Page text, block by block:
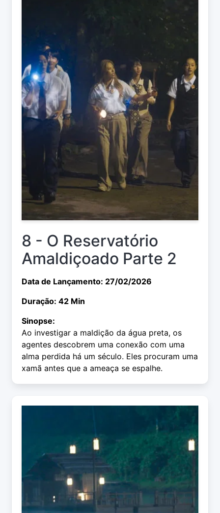
8 - O Reservatório
Amaldiçoado Parte 2
Data de Lançamento: 27/02/2026
Duração: 42 Min
Sinopse:
Ao investigar a maldição da água preta, os
agentes descobrem uma conexão com uma
alma perdida há um século. Eles procuram uma
xamã antes que a ameaça se espalhe.